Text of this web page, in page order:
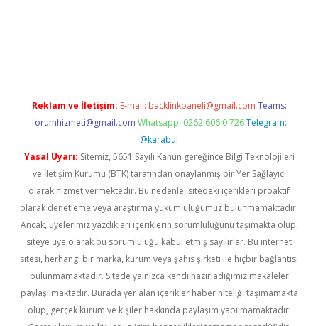
Reklam ve İletişim: E-mail: backlinkpaneli@gmail.com Teams:
forumhizmeti@gmail.com Whatsapp: 0262 606 0 726 Telegram:
@karabul
Yasal Uyarı: Sitemiz, 5651 Sayılı Kanun gereğince Bilgi Teknolojileri
ve İletişim Kurumu (BTK) tarafından onaylanmış bir Yer Sağlayıcı
olarak hizmet vermektedir. Bu nedenle, sitedeki içerikleri proaktif
olarak denetleme veya araştırma yükümlülüğümüz bulunmamaktadır.
Ancak, üyelerimiz yazdıkları içeriklerin sorumluluğunu taşımakta olup,
siteye üye olarak bu sorumluluğu kabul etmiş sayılırlar. Bu internet
sitesi, herhangi bir marka, kurum veya şahıs şirketi ile hiçbir bağlantısı
bulunmamaktadır. Sitede yalnızca kendi hazırladığımız makaleler
paylaşılmaktadır. Burada yer alan içerikler haber niteliği taşımamakta
olup, gerçek kurum ve kişiler hakkında paylaşım yapılmamaktadır.